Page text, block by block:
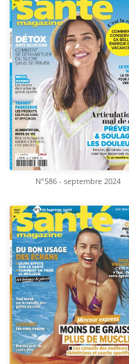
N°586 - septembre 2024